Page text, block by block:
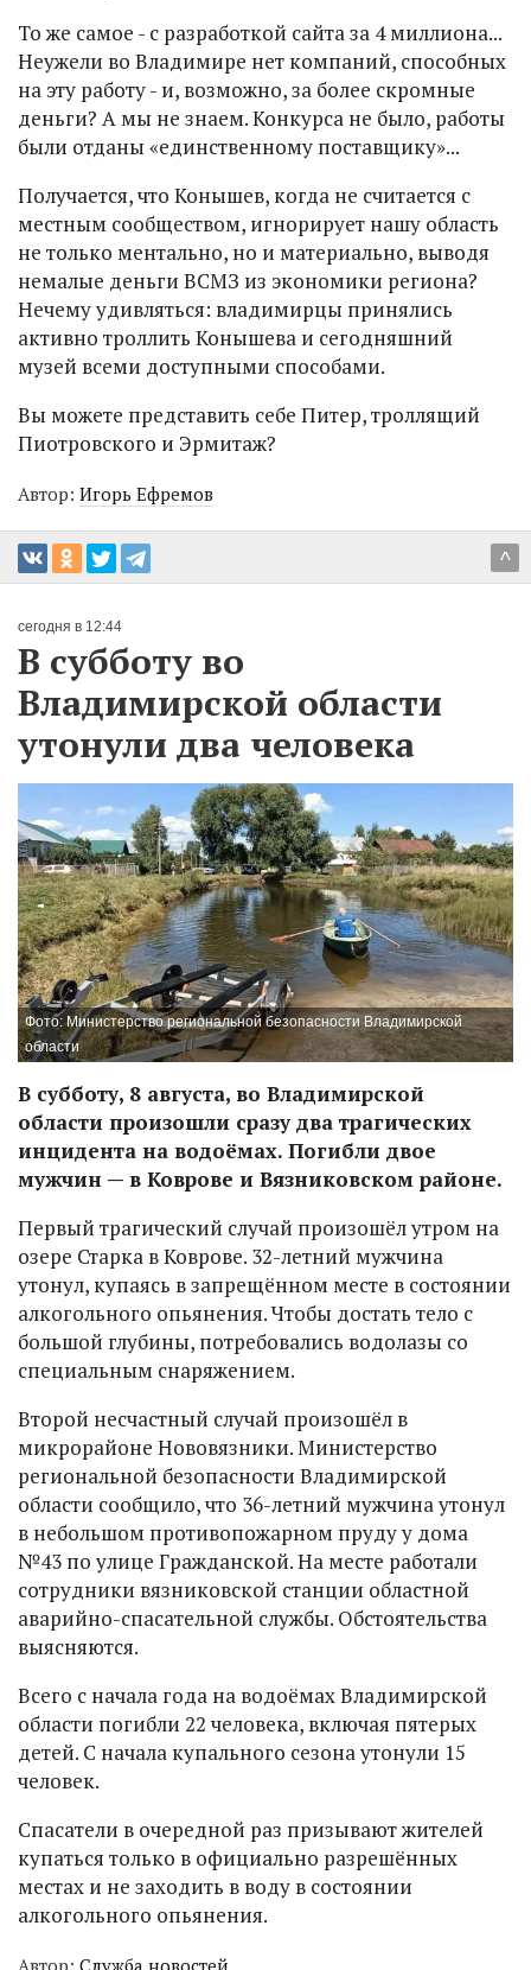
То же самое - с разработкой сайта за 4 миллиона...
Неужели во Владимире нет компаний, способных
на эту работу - и, возможно, за более скромные
деньги? А мы не знаем. Конкурса не было, работы
были отданы «единственному поставщику»...
Получается, что Конышев, когда не считается с
местным сообществом, игнорирует нашу область
не только ментально, но и материально, выводя
немалые деньги ВСМЗ из экономики региона?
Нечему удивляться: владимирцы принялись
активно троллить Конышева и сегодняшний
музей всеми доступными способами.
Вы можете представить себе Питер, троллящий
Пиотровского и Эрмитаж?
Автор: Игорь Ефремов
^
сегодня в 12:44
В субботу во
Владимирской области
утонули два человека
Фото: Министерство региональной безопасности Владимирской
области
В субботу, 8 августа, во Владимирской
области произошли сразу два трагических
инцидента на водоёмах. Погибли двое
мужчин — в Коврове и Вязниковском районе.
Первый трагический случай произошёл утром на
озере Старка в Коврове. 32-летний мужчина
утонул, купаясь в запрещённом месте в состоянии
алкогольного опьянения. Чтобы достать тело с
большой глубины, потребовались водолазы со
специальным снаряжением.
Второй несчастный случай произошёл в
микрорайоне Нововязники. Министерство
региональной безопасности Владимирской
области сообщило, что 36-летний мужчина утонул
в небольшом противопожарном пруду у дома
№43 по улице Гражданской. На месте работали
сотрудники вязниковской станции областной
аварийно-спасательной службы. Обстоятельства
выясняются.
Всего с начала года на водоёмах Владимирской
области погибли 22 человека, включая пятерых
детей. С начала купального сезона утонули 15
человек.
Спасатели в очередной раз призывают жителей
купаться только в официально разрешённых
местах и не заходить в воду в состоянии
алкогольного опьянения.
Автор: Служба новостей